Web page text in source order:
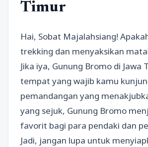
Timur
Hai, Sobat Majalahsiang!
trekking dan menyaksikan
Jika iya, Gunung Bromo di Jawa
tempat yang wajib kamu
pemandangan yang
yang sejuk, Gunung Bromo
favorit bagi para pendaki dan
Jadi, jangan lupa untuk